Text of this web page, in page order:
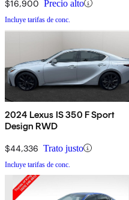
$16,900 Precio alto
Incluye tarifas de conc.
2024 Lexus IS 350 F Sport
Design RWD
$44,336 Trato justo
Incluye tarifas de conc.